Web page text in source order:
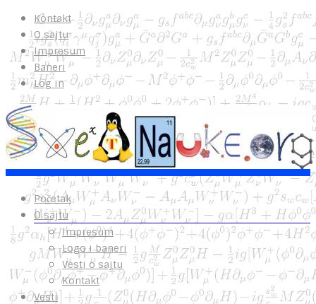
Kontakt
O sajtu
Impresum
Baneri
Log in
Početak
O sajtu
Impresum
Logo i baneri
Vesti o sajtu
Kontakt
Vesti